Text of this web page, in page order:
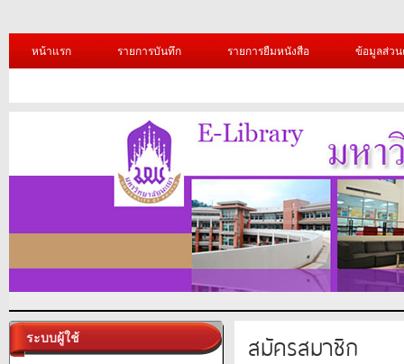
หน้าแรก รายการบันทึก รายการยืมหนังสือ ข้อมูลส่ว
ระบบผู้ใช้ สมัครสมาชิก